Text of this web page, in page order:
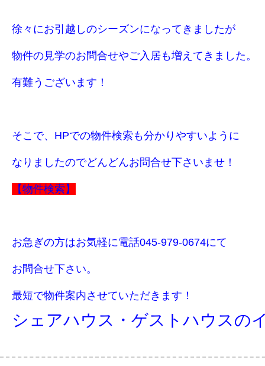
徐々にお引越しのシーズンになってきましたが
物件の見学のお問合せやご入居も増えてきました。
有難うございます！
そこで、HPでの物件検索も分かりやすいように
なりましたのでどんどんお問合せ下さいませ！
【物件検索】
お急ぎの方はお気軽に電話045-979-0674にて
お問合せ下さい。
最短で物件案内させていただきます！
シェアハウス・ゲストハウスの